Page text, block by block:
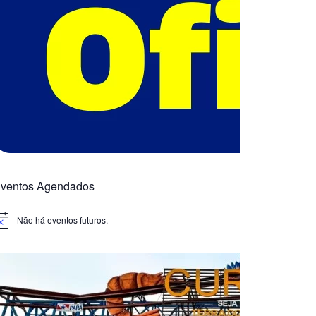
Agendados
Não há eventos futuros.